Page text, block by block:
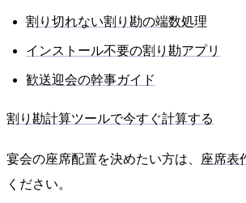
割り切れない割り勘の端数処理
インストール不要の割り勘アプリ
歓送迎会の幹事ガイド
割り勘計算ツールで今すぐ計算する
宴会の座席配置を決めたい方は、 座席表
ください。